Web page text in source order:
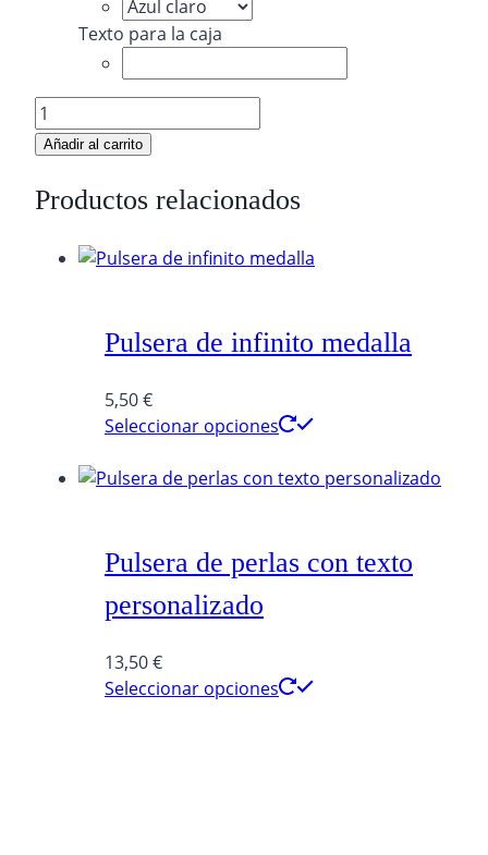
Texto para la caja
Pulsera
plata
la
vida
es
mejor
con
Añadir al carrito
Productos relacionados
Pulsera de infinito medalla
5,50€
Seleccionar opciones
Pulsera de perlas con texto
personalizado
13,50€
Seleccionar opciones